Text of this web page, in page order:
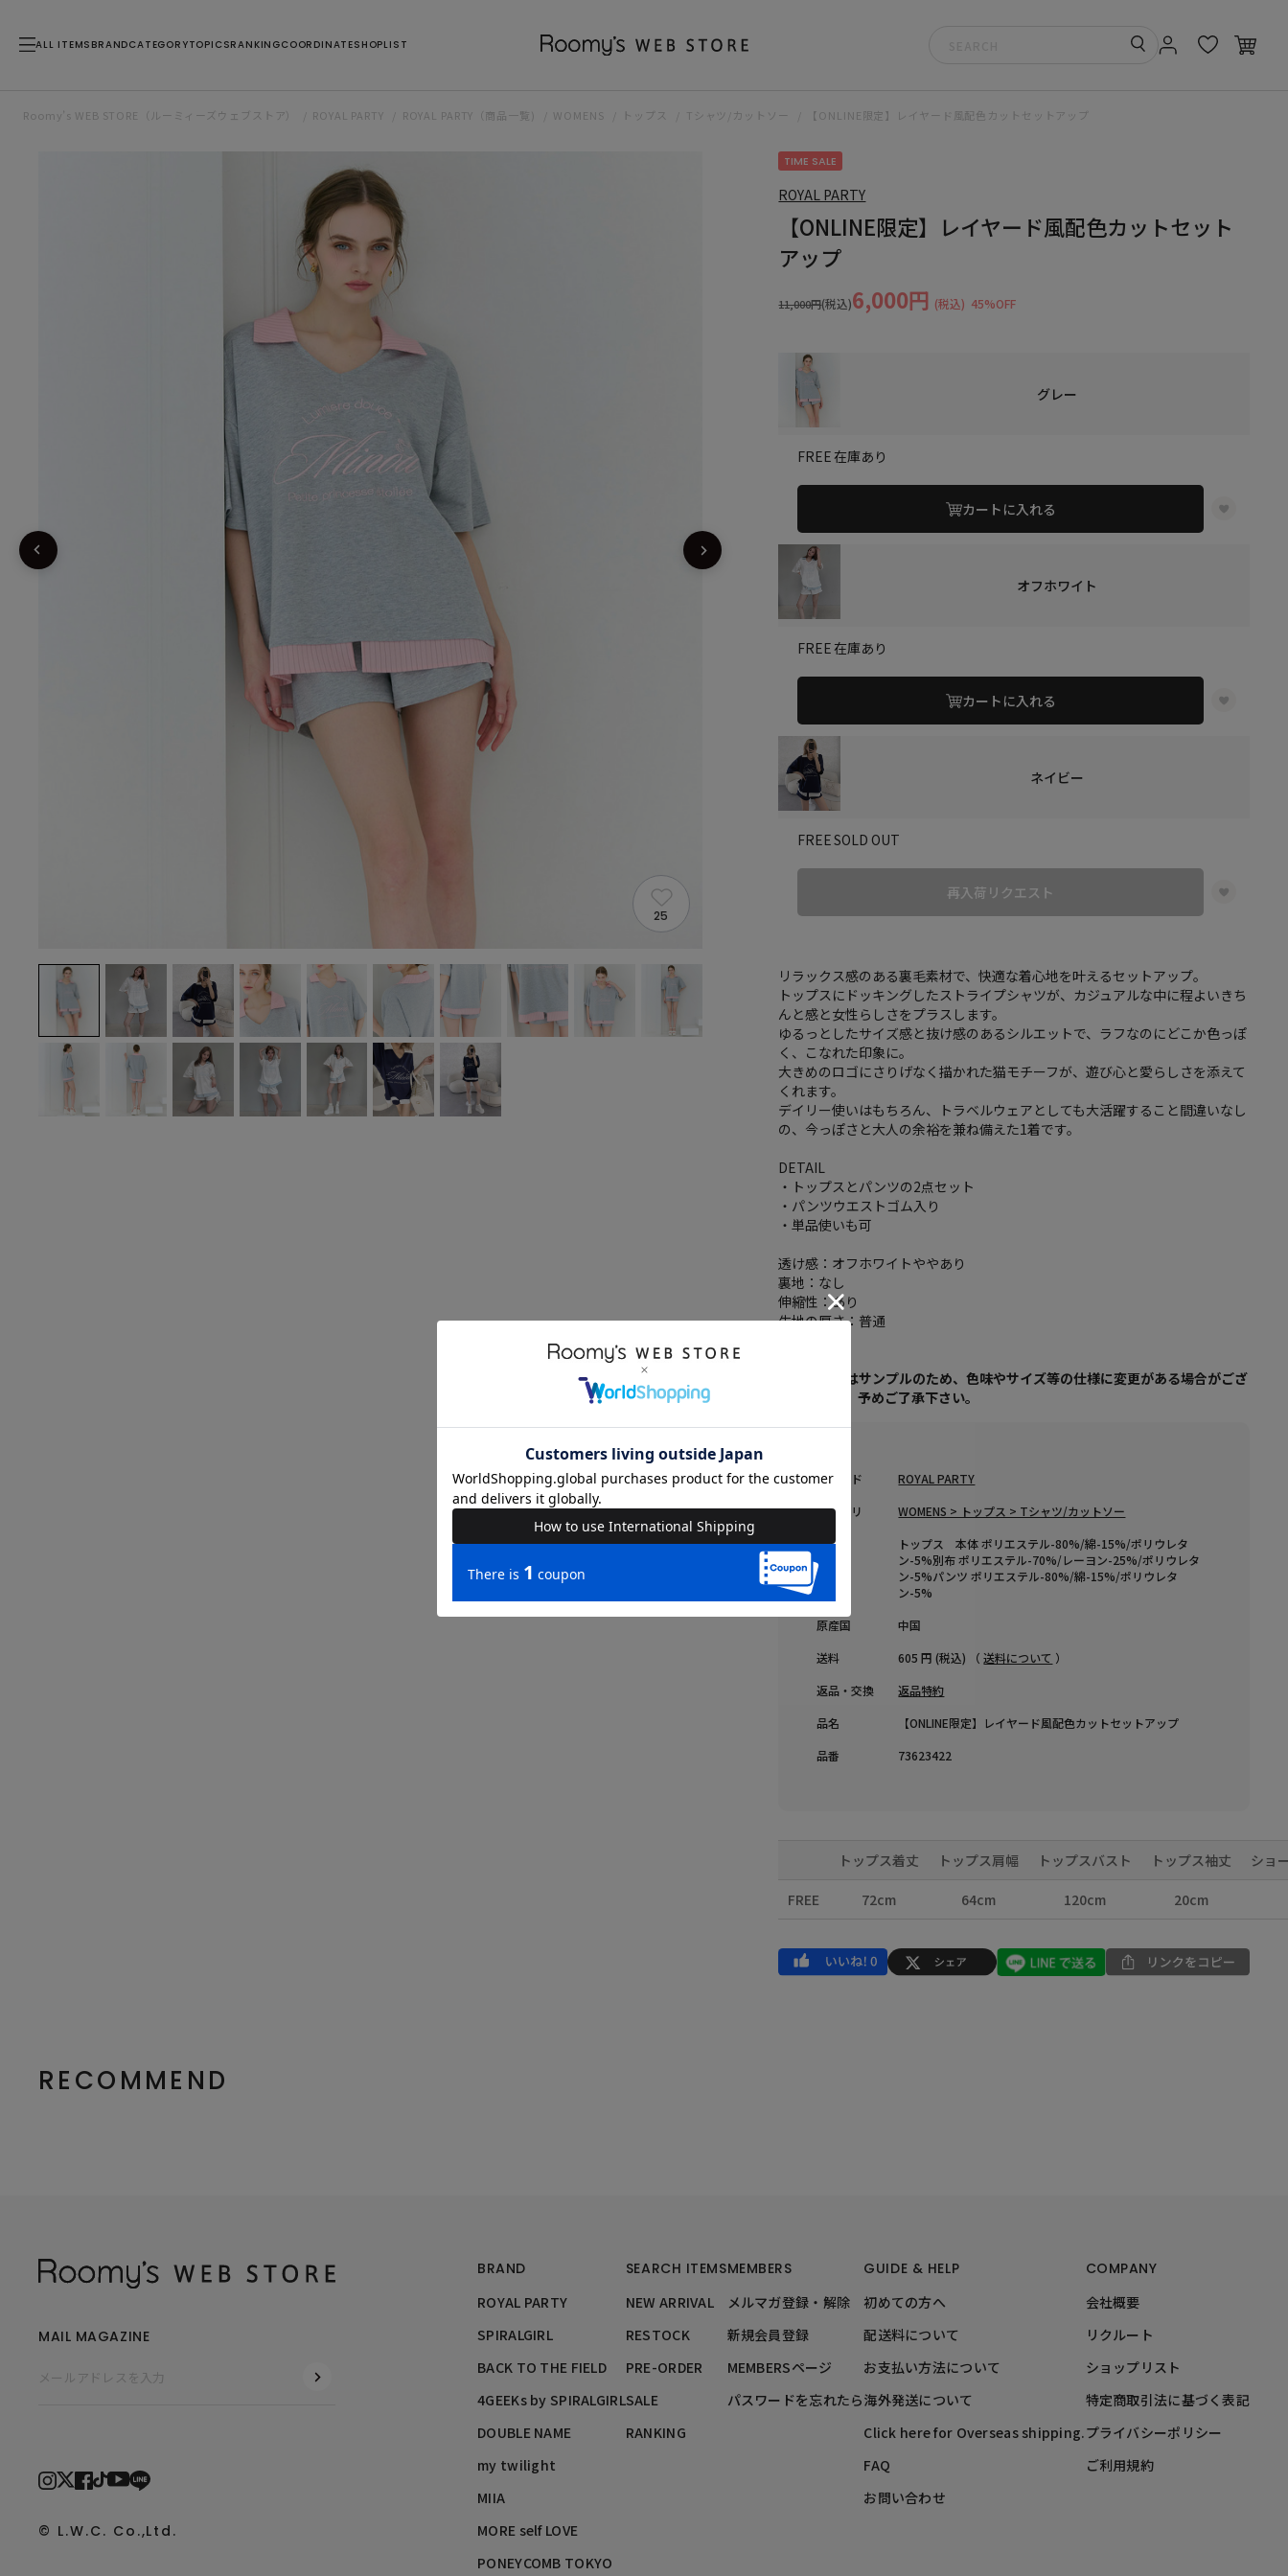
ALL ITEMS BRANDCATEGORYTOPICSRANKINGCOORDINATESHOPLIST
Roomy’s WEB STORE（ルーミィーズウェブストア） ROYAL PARTY ROYAL PARTY（商品一覧) WOMENS トップス Tシャツ/カットソー 【ONLINE限定】レイヤード風配色カットセットアップ
25
TIME SALE
ROYAL PARTY
【ONLINE限定】レイヤード風配色カットセット
アップ
11,000円(税込)6,000円 (税込) 45%OFF
グレー
FREE在庫あり
カートに入れる
オフホワイト
FREE在庫あり
カートに入れる
ネイビー
FREESOLD OUT
再入荷リクエスト
リラックス感のある裏毛素材で、快適な着心地を叶えるセットアップ。
トップスにドッキングしたストライプシャツが、カジュアルな中に程よいきち
んと感と女性らしさをプラスします。
ゆるっとしたサイズ感と抜け感のあるシルエットで、ラフなのにどこか色っぽ
く、こなれた印象に。
大きめのロゴにさりげなく描かれた猫モチーフが、遊び心と愛らしさを添えて
くれます。
デイリー使いはもちろん、トラベルウェアとしても大活躍すること間違いなし
の、今っぽさと大人の余裕を兼ね備えた1着です。
DETAIL
・トップスとパンツの2点セット
・パンツウエストゴム入り
・単品使いも可
透け感：オフホワイトややあり
裏地：なし
伸縮性：あり
生地の厚さ：普通
※商品画像はサンプルのため、色味やサイズ等の仕様に変更がある場合がござ
いますので、予めご了承下さい。
ブランド
ROYAL PARTY
カテゴリ
WOMENS > トップス > Tシャツ/カットソー
素材
トップス 本体 ポリエステル-80%/綿-15%/ポリウレタ
ン-5%別布 ポリエステル-70%/レーヨン-25%/ポリウレタ
ン-5%パンツ ポリエステル-80%/綿-15%/ポリウレタ
ン-5%
原産国
中国
送料
605 円 (税込) （送料について ）
返品・交換
返品特約
品名
【ONLINE限定】レイヤード風配色カットセットアップ
品番
73623422
トップス着丈 トップス肩幅 トップスバスト トップス袖丈 ショ
FREE 72cm 64cm 120cm 20cm
RECOMMEND
BRAND
ROYAL PARTY
SPIRALGIRL
BACK TO THE FIELD
4GEEKs by SPIRALGIRL
DOUBLE NAME
my twilight
MIIA
MORE self LOVE
PONEYCOMB TOKYO
SEARCH ITEMS
NEW ARRIVAL
RESTOCK
PRE-ORDER
SALE
RANKING
MEMBERS
メルマガ登録・解除
新規会員登録
MEMBERSページ
パスワードを忘れたら
GUIDE & HELP
初めての方へ
配送料について
お支払い方法について
海外発送について
Click here for Overseas shipping.
FAQ
お問い合わせ
COMPANY
会社概要
リクルート
ショップリスト
特定商取引法に基づく表記
プライバシーポリシー
ご利用規約
MAIL MAGAZINE
© L.W.C. Co.,Ltd.